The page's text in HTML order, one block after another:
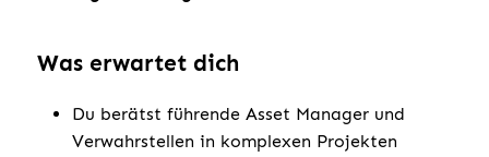
Was erwartet dich
Du berätst führende Asset Manager und
Verwahrstellen in komplexen Projekten